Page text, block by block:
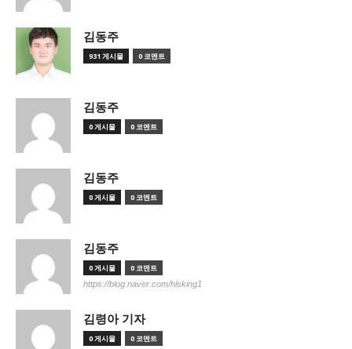
김동주
931 게시물 0 코멘트
김동주
0 게시물 0 코멘트
김동주
0 게시물 0 코멘트
김동주
0 게시물 0 코멘트
https://blog.naver.com/hisking1
김령아 기자
0 게시물 0 코멘트